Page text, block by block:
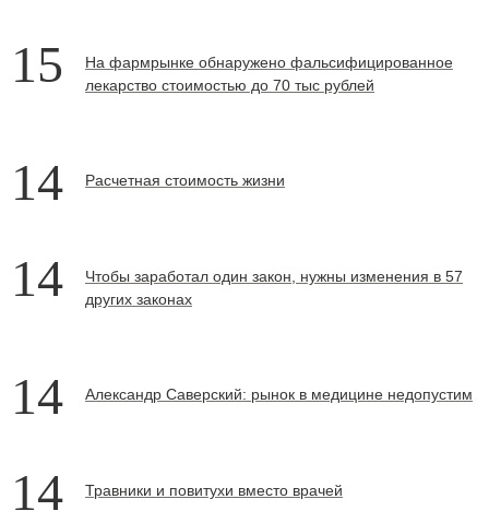
15
На фармрынке обнаружено фальсифицированное
лекарство стоимостью до 70 тыс рублей
14 Расчетная стоимость жизни
14
Чтобы заработал один закон, нужны изменения в 57
других законах
14 Александр Саверский: рынок в медицине недопустим
14 Травники и повитухи вместо врачей